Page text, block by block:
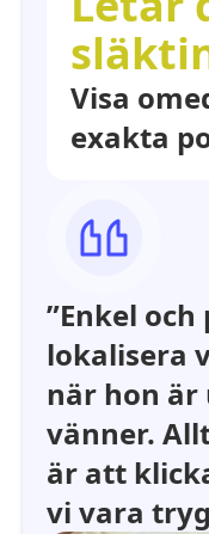
Visa
exakta
”Enkel
lokalisera
när hon är
vänner.
är att
vi vara